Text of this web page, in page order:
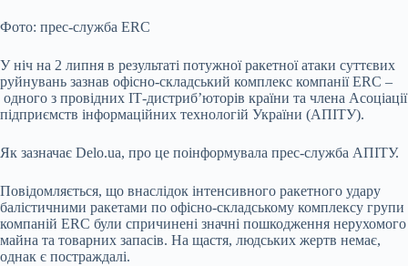
Фото: прес-служба ERC
У ніч на 2 липня в результаті потужної ракетної атаки суттєвих
руйнувань зазнав офісно-складський комплекс компанії ERC –
одного з провідних ІТ-дистриб’юторів країни та члена Асоціації
підприємств інформаційних технологій України (АПІТУ).
Як зазначає Delo.ua, про це поінформувала прес-служба АПІТУ.
Повідомляється, що внаслідок інтенсивного ракетного удару
балістичними ракетами по офісно-складському комплексу групи
компаній ERC були спричинені значні пошкодження нерухомого
майна та товарних запасів. На щастя, людських жертв немає,
однак є постраждалі.